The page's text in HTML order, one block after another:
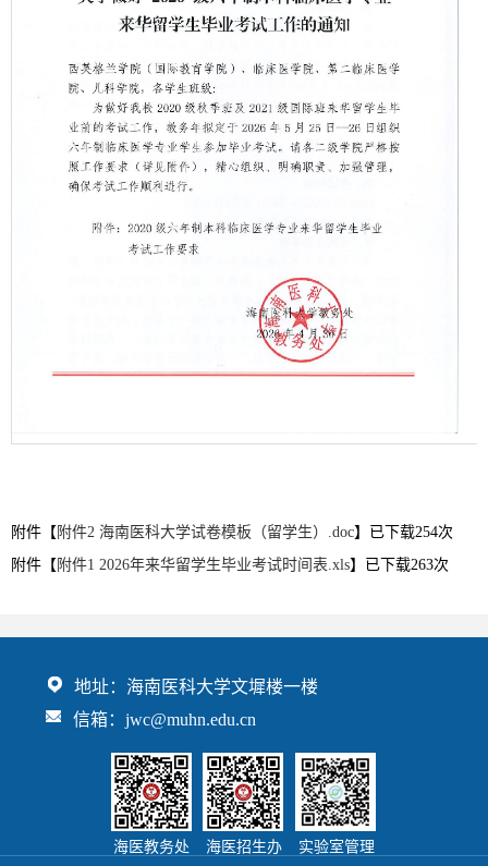
附件【 附件2 海南医科大学试卷模板（留学生）.doc】已下载254次
附件【 附件1 2026年来华留学生毕业考试时间表.xls】已下载263次
地址：海南医科大学文墀楼一楼
信箱：jwc@muhn.edu.cn
海医教务处 海医招生办 实验室管理